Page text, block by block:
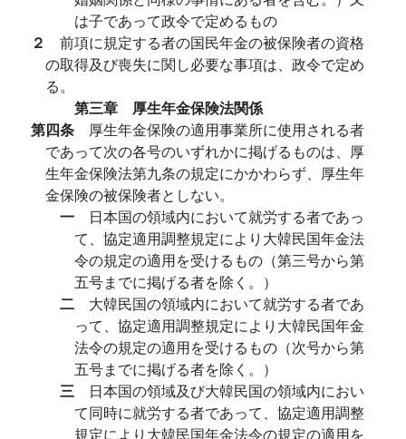
は子であって政令で定めるもの
２ 前項に規定する者の国民年金の被保険者の資格
の取得及び喪失に関し必要な事項は、政令で定め
る。
第三章 厚生年金保険法関係
第四条 厚生年金保険の適用事業所に使用される者
であって次の各号のいずれかに掲げるものは、厚
生年金保険法第九条の規定にかかわらず、厚生年
金保険の被保険者としない。
一 日本国の領域内において就労する者であっ
て、協定適用調整規定により大韓民国年金法
令の規定の適用を受けるもの（第三号から第
五号までに掲げる者を除く。）
二 大韓民国の領域内において就労する者であ
って、協定適用調整規定により大韓民国年金
法令の規定の適用を受けるもの（次号から第
五号までに掲げる者を除く。）
三 日本国の領域及び大韓民国の領域内におい
て同時に就労する者であって、協定適用調整
規定により大韓民国年金法令の規定の適用を